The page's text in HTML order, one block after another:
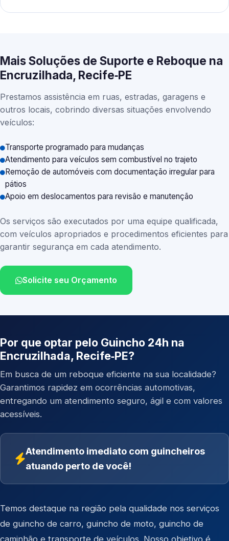
Mais Soluções de Suporte e Reboque na
Encruzilhada, Recife‑PE
Prestamos assistência em ruas, estradas, garagens e
outros locais, cobrindo diversas situações envolvendo
veículos:
Transporte programado para mudanças
Atendimento para veículos sem combustível no trajeto
Remoção de automóveis com documentação irregular para
pátios
Apoio em deslocamentos para revisão e manutenção
Os serviços são executados por uma equipe qualificada,
com veículos apropriados e procedimentos eficientes para
garantir segurança em cada atendimento.
Solicite seu Orçamento
Por que optar pelo Guincho 24h na
Encruzilhada, Recife‑PE?
Em busca de um reboque eficiente na sua localidade?
Garantimos rapidez em ocorrências automotivas,
entregando um atendimento seguro, ágil e com valores
acessíveis.
Atendimento imediato com guincheiros
atuando perto de você!
Temos destaque na região pela qualidade nos serviços
de guincho de carro, guincho de moto, guincho de
caminhão e transporte de veículos . Nosso objetivo é